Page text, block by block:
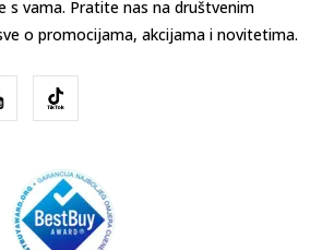
s vama. Pratite nas na društvenim
o promocijama, akcijama i novitetima.